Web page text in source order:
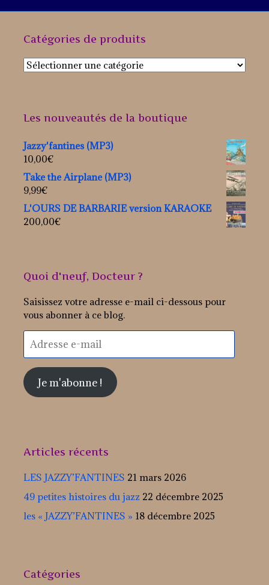
Catégories de produits
Les nouveautés de la boutique
Jazzy'fantines (MP3)
10,00€
Take the Airplane (MP3)
9,99€
L'OURS DE BARBARIE version KARAOKE
200,00€
Quoi d'neuf, Docteur ?
Saisissez votre adresse e-mail ci-dessous pour
vous abonner à ce blog.
e-
Je m'abonne !
Articles récents
LES JAZZY’FANTINES 21 mars 2026
49 petites histoires du jazz 22 décembre 2025
les « JAZZY’FANTINES » 18 décembre 2025
Catégories